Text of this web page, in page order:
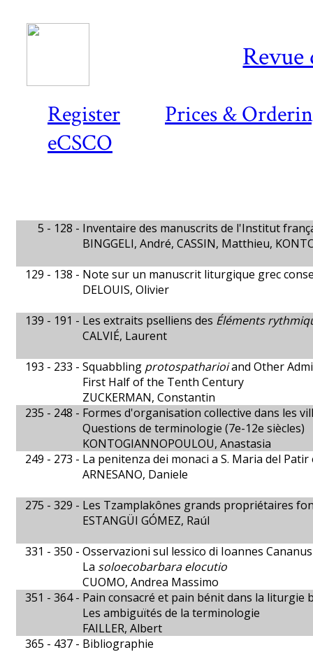
Register
Prices &
eCSCO
Revue
5 - 128 - Inventaire des manuscrits de l'Institut
BINGGELI, André, CASSIN, Matthieu,
129 - 138 - Note sur un manuscrit liturgique grec
DELOUIS, Olivier
139 - 191 - Les extraits pselliens des Éléments
CALVIÉ, Laurent
193 - 233 - Squabbling protospatharioiand Other
First Half of the Tenth Century
ZUCKERMAN, Constantin
235 - 248 - Formes d'organisation collective dans les
Questions de terminologie (7e-12e siècles)
KONTOGIANNOPOULOU, Anastasia
249 - 273 - La penitenza dei monaci a S. Maria del Patir
ARNESANO, Daniele
275 - 329 - Les Tzamplakônes grands propriétaires
ESTANGÜI GÓMEZ, Raúl
331 - 350 - Osservazioni sul lessico di Ioannes Cananus
La soloecobarbara elocutio
CUOMO, Andrea Massimo
351 - 364 - Pain consacré et pain bénit dans la liturgie
Les ambiguïtés de la terminologie
FAILLER, Albert
365 - 437 - Bibliographie